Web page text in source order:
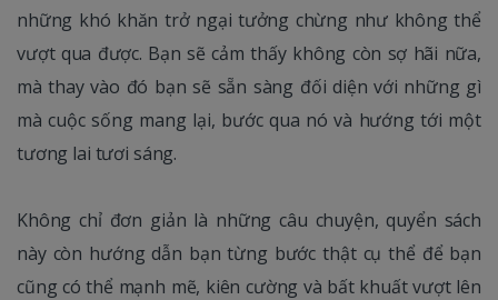
những khó khăn trở ngại tưởng chừng như không thể
vượt qua được. Bạn sẽ cảm thấy không còn sợ hãi nữa,
mà thay vào đó bạn sẽ sẵn sàng đối diện với những gì
mà cuộc sống mang lại, bước qua nó và hướng tới một
tương lai tươi sáng.
Không chỉ đơn giản là những câu chuyện, quyển sách
này còn hướng dẫn bạn từng bước thật cụ thể để bạn
cũng có thể mạnh mẽ, kiên cường và bất khuất vượt lên